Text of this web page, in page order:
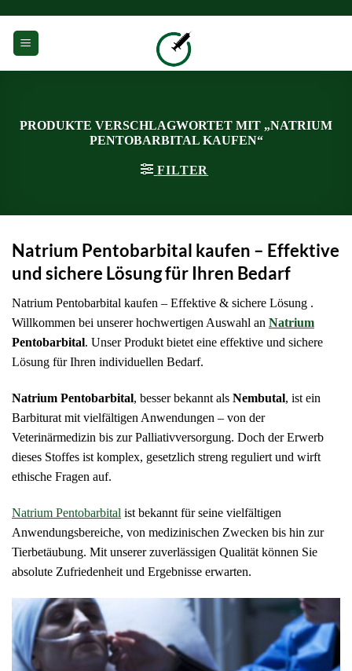
Inhalt
springen
PRODUKTE VERSCHLAGWORTET MIT „NATRIUM
PENTOBARBITAL KAUFEN“
FILTER
Natrium Pentobarbital kaufen – Effektive
und sichere Lösung für Ihren Bedarf
Natrium Pentobarbital kaufen – Effektive & sichere Lösung .
Willkommen bei unserer hochwertigen Auswahl an Natrium
Pentobarbital. Unser Produkt bietet eine effektive und sichere
Lösung für Ihren individuellen Bedarf.
Natrium Pentobarbital, besser bekannt als Nembutal, ist ein
Barbiturat mit vielfältigen Anwendungen – von der
Veterinärmedizin bis zur Palliativversorgung. Doch der Erwerb
dieses Stoffes ist komplex, gesetzlich streng reguliert und wirft
ethische Fragen auf.
Natrium Pentobarbital ist bekannt für seine vielfältigen
Anwendungsbereiche, von medizinischen Zwecken bis hin zur
Tierbetäubung. Mit unserer zuverlässigen Qualität können Sie
absolute Zufriedenheit und Ergebnisse erwarten.